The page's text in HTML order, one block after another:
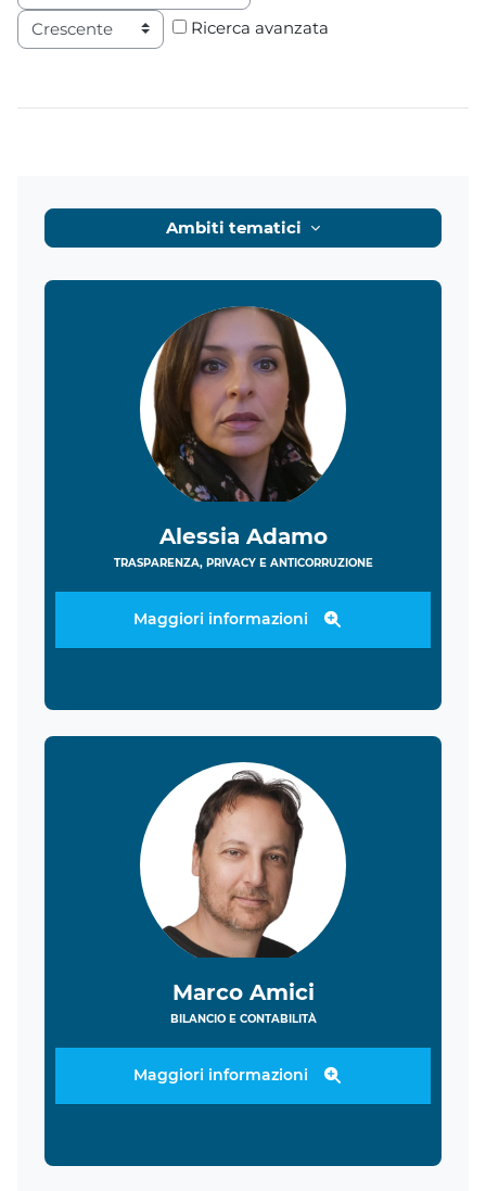
Ricerca avanzata
Ambiti tematici
Alessia Adamo
TRASPARENZA, PRIVACY E ANTICORRUZIONE
Maggiori informazioni
Marco Amici
BILANCIO E CONTABILITÀ
Maggiori informazioni